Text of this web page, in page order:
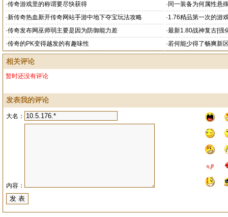
·传奇游戏里的称谓要尽快获得 · 同一装备为何属性悬
·新传奇热血新开传奇网站手游中地下夺宝玩法攻略 ·1.76精品第一次的游
·传奇发布网巫师弱主要是因为防御能力差 ·最新1.80战神复古[强
·传奇的PK变得越发的有趣味性 ·若何能少得了畅爽新
相关评论
暂时还没有评论
发表我的评论
大名：
内容：